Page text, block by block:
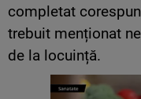
completat
trebuit menționat
de la locuință.